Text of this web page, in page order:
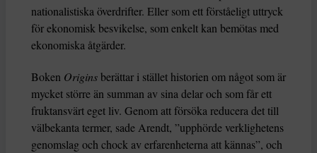
nationalistiska överdrifter. Eller som ett förståeligt uttryck
för ekonomisk besvikelse, som enkelt kan bemötas med
ekonomiska åtgärder.
Boken Originsberättar i stället historien om något som är
mycket större än summan av sina delar och som får ett
fruktansvärt eget liv. Genom att försöka reducera det till
välbekanta termer, sade Arendt, ”upphörde verklighetens
genomslag och chock av erfarenheterna att kännas”, och